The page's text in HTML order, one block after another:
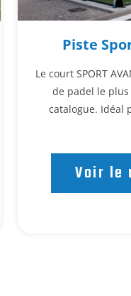
Piste
Le court SPORT
de padel le
catalogue. Idéal
Voir le